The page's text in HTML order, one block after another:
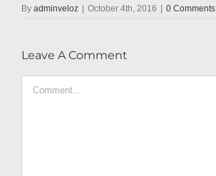
By adminveloz October 4th, 2016 0 Comments
Leave A Comment